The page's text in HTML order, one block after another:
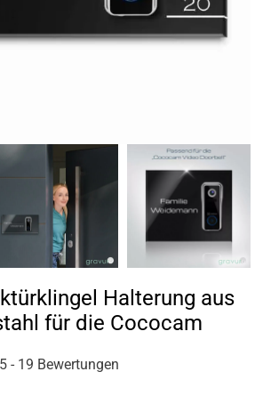
Halterung aus
für die Cococam
- 19 Bewertungen